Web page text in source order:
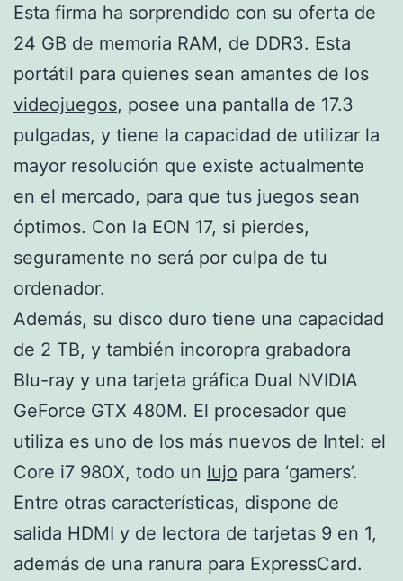
Esta firma ha sorprendido con su oferta de
24 GB de memoria RAM, de DDR3. Esta
portátil para quienes sean amantes de los
videojuegos, posee una pantalla de 17.3
pulgadas, y tiene la capacidad de utilizar la
mayor resolución que existe actualmente
en el mercado, para que tus juegos sean
óptimos. Con la EON 17, si pierdes,
seguramente no será por culpa de tu
ordenador.
Además, su disco duro tiene una capacidad
de 2 TB, y también incoropra grabadora
Blu-ray y una tarjeta gráfica Dual NVIDIA
GeForce GTX 480M. El procesador que
utiliza es uno de los más nuevos de Intel: el
Core i7 980X, todo un lujo para ‘gamers’.
Entre otras características, dispone de
salida HDMI y de lectora de tarjetas 9 en 1,
además de una ranura para ExpressCard.